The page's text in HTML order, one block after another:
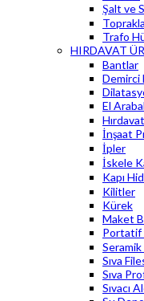
Şalt ve
Trafo
HIRDAVAT
Bantlar
Demirci
El
İnşaat
İpler
İskele
Kapı
Kilitler
Kürek
Maket
Portatif
Sıva
Sıva
Sıvacı